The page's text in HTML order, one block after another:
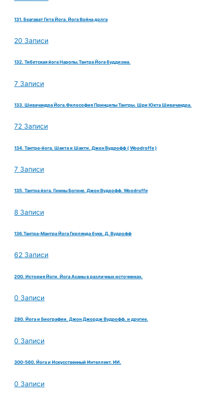
131. Бхагават Гита Йога. Йога Война долга
20 Записи
132. Тибетская йога Наропы.Тантра Йога буддизма.
7 Записи
133. Шивачандра Йога.Философия Принципы Тантры. Шри Юкта Шивачандра.
72 Записи
134. Тантра-йога. Шакта и Шакти. Джон Вудрофф ( Woodroffe )
7 Записи
135. Тантра йога. Гимны Богине. Джон Вудрофф. Woodroffe
8 Записи
136.Тантра-Мантра Йога Гирлянда букв. Д. Вудрофф
62 Записи
200. История Йоги. Йога Асаны в различных источниках.
0 Записи
280. Йога и Биографии. Джон Джордж Вудрофф. и другие.
0 Записи
300-560. Йога и Искусственный Интеллект. ИИ.
0 Записи